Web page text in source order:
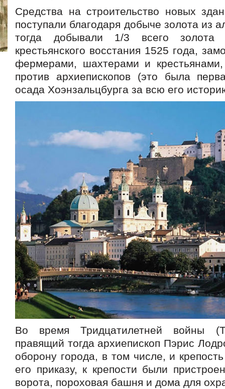
Средства на строительство новых
поступали благодаря добыче золота из
тогда добывали 1/3 всего
крестьянского восстания 1525 года,
фермерами, шахтерами и крестьянами,
против архиепископов (это была
осада Хоэнзальцбурга за всю его
Во время Тридцатилетней войны
правящий тогда архиепископ Пэрис
оборону города, в том числе, и
его приказу, к крепости были
ворота, пороховая башня и дома для